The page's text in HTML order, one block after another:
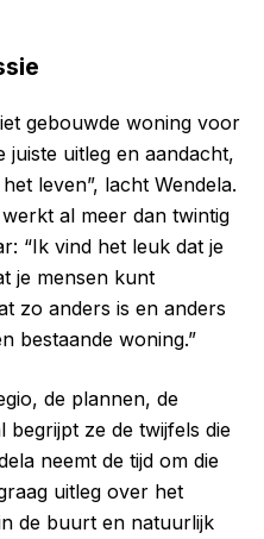
gebouwde woning voor
juiste uitleg en aandacht,
leven”, lacht Wendela.
al meer dan twintig
“Ik vind het leuk dat je
je mensen kunt
zo anders is en anders
bestaande woning.”
de plannen, de
begrijpt ze de twijfels die
neemt de tijd om die
uitleg over het
de buurt en natuurlijk